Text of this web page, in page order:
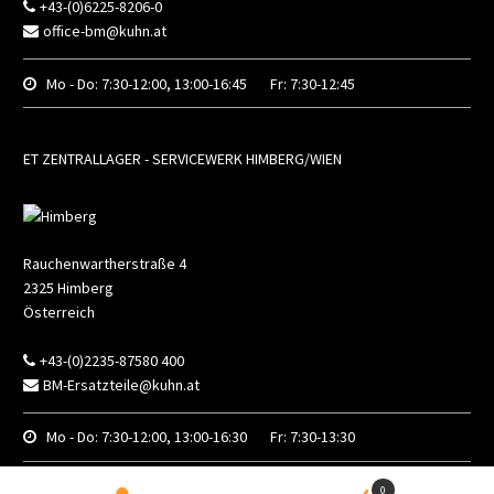
+43-(0)6225-8206-0
office-bm@kuhn.at
Mo - Do: 7:30-12:00, 13:00-16:45 Fr: 7:30-12:45
ET ZENTRALLAGER - SERVICEWERK HIMBERG/WIEN
Rauchenwartherstraße 4
2325 Himberg
Österreich
+43-(0)2235-87580 400
BM-Ersatzteile@kuhn.at
Mo - Do: 7:30-12:00, 13:00-16:30 Fr: 7:30-13:30
0